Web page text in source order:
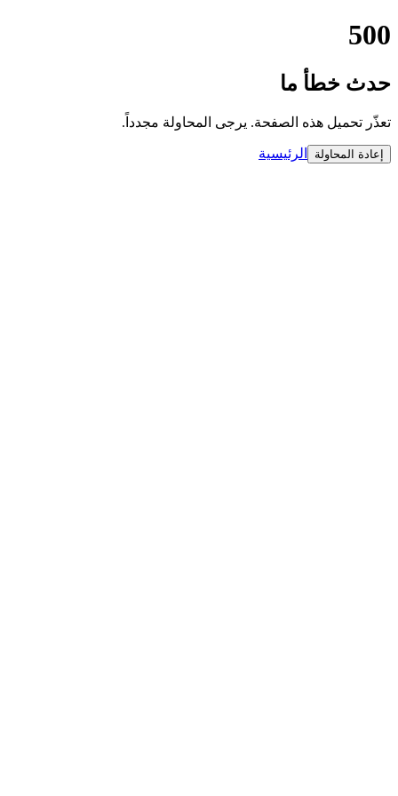
500
حدث خطأ ما
تعذّر تحميل هذه الصفحة. يرجى المحاولة مجدداً.
إعادة المحاولة الرئيسية